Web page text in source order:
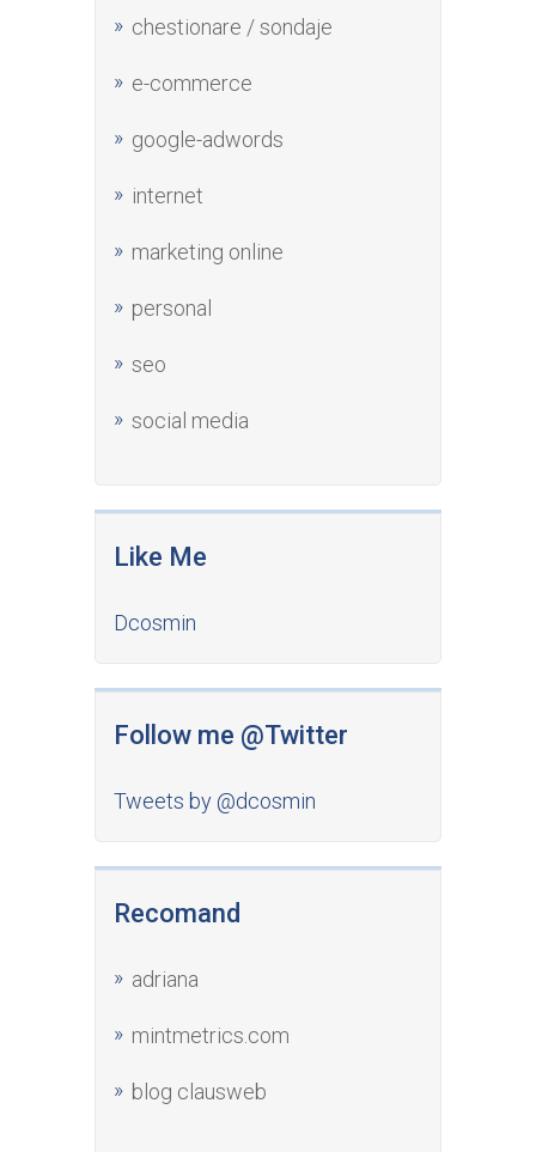
chestionare / sondaje
e-commerce
google-adwords
internet
marketing online
personal
seo
social media
Like Me
Dcosmin
Follow me @Twitter
Tweets by @dcosmin
Recomand
adriana
mintmetrics.com
blog clausweb